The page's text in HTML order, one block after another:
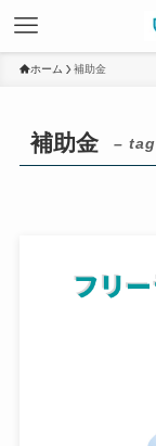
ホーム 補助金
補助金 –